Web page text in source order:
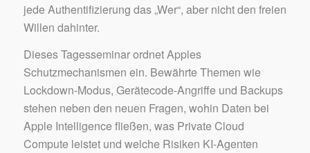
jede Authentifizierung das „Wer“, aber nicht den freien
Willen dahinter.
Dieses Tagesseminar ordnet Apples
Schutzmechanismen ein. Bewährte Themen wie
Lockdown-Modus, Gerätecode-Angriffe und Backups
stehen neben den neuen Fragen, wohin Daten bei
Apple Intelligence fließen, was Private Cloud
Compute leistet und welche Risiken KI-Agenten